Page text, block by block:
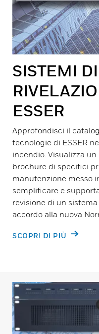
SISTEMI DI
ESSER
Approfondisci il
tecnologie di ESSER
incendio. Visualizza
brochure di specifici
manutenzione messo
semplificare e
revisione di un
accordo alla nuova
SCOPRI DI PIÙ